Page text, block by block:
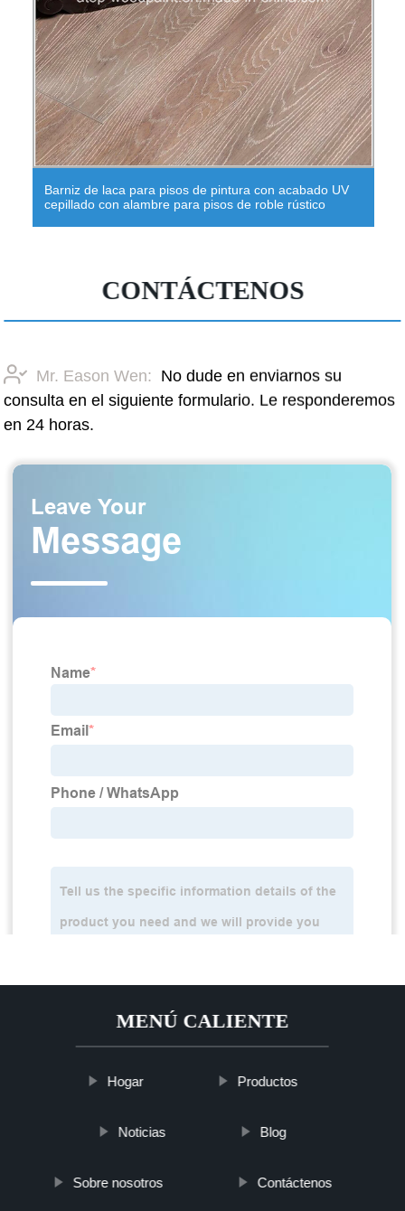
Suelos de bambú de hilo tejido de pintura a mano de
color natural)
CONTÁCTENOS
Mr. Eason Wen: No dude en enviarnos su
consulta en el siguiente formulario. Le responderemos
en 24 horas.
MENÚ CALIENTE
Hogar Productos
Noticias Blog
Sobre nosotros Contáctenos